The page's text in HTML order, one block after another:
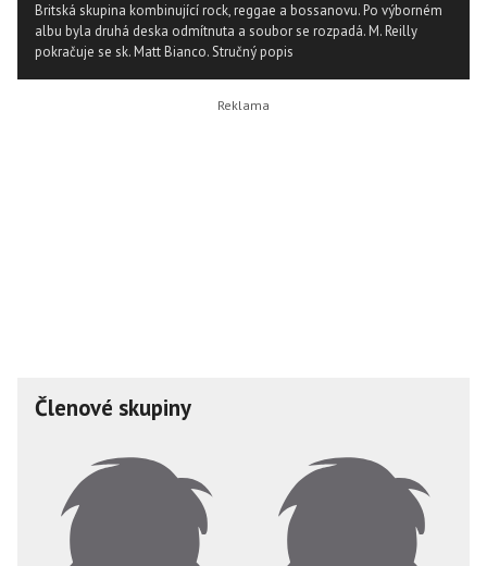
Britská skupina kombinující rock, reggae a bossanovu. Po výborném
albu byla druhá deska odmítnuta a soubor se rozpadá. M. Reilly
pokračuje se sk. Matt Bianco.Stručný popis
Členové skupiny